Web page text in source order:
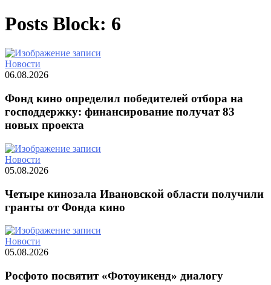
Posts Block: 6
Новости
06.08.2026
Фонд кино определил победителей отбора на
господдержку: финансирование получат 83
новых проекта
Новости
05.08.2026
Четыре кинозала Ивановской области получили
гранты от Фонда кино
Новости
05.08.2026
Росфото посвятит «Фотоуикенд» диалогу